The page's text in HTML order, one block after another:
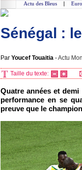
Actu des Bleus |
Sénégal :
Par Youcef Touaitia -Actu
Taille du texte:
Quatre années et
performance en se
preuve que le